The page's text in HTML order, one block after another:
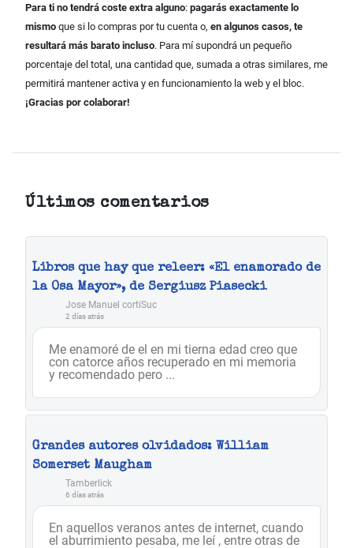
Para ti no tendrá coste extra alguno: pagarás exactamente lo
mismo que si lo compras por tu cuenta o, en algunos casos, te
resultará más barato incluso. Para mí supondrá un pequeño
porcentaje del total, una cantidad que, sumada a otras similares, me
permitirá mantener activa y en funcionamiento la web y el bloc.
¡Gracias por colaborar!
Últimos comentarios
Libros que hay que releer: «El enamorado de
la Osa Mayor», de Sergiusz Piasecki
Jose Manuel cortiSuc
2 días atrás
Me enamoré de el en mi tierna edad creo que
con catorce años recuperado en mi memoria
y recomendado pero ...
Grandes autores olvidados: William
Somerset Maugham
Tamberlick
6 días atrás
En aquellos veranos antes de internet, cuando
el aburrimiento pesaba, me leí , entre otras de